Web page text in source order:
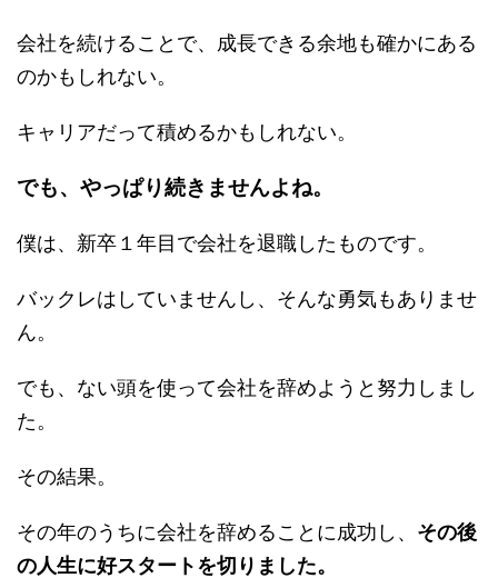
会社を続けることで、成長できる余地も確かにある
のかもしれない。
キャリアだって積めるかもしれない。
でも、やっぱり続きませんよね。
僕は、新卒１年目で会社を退職したものです。
バックレはしていませんし、そんな勇気もありませ
ん。
でも、ない頭を使って会社を辞めようと努力しまし
た。
その結果。
その年のうちに会社を辞めることに成功し、 その後
の人生に好スタートを切りました。